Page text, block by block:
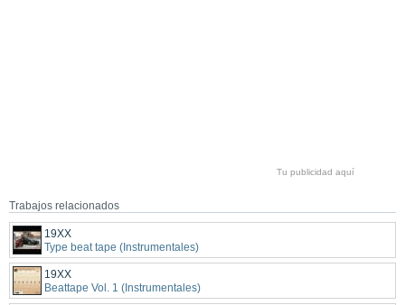
Tu publicidad aquí
Trabajos relacionados
19XX
Type beat tape (Instrumentales)
19XX
Beattape Vol. 1 (Instrumentales)